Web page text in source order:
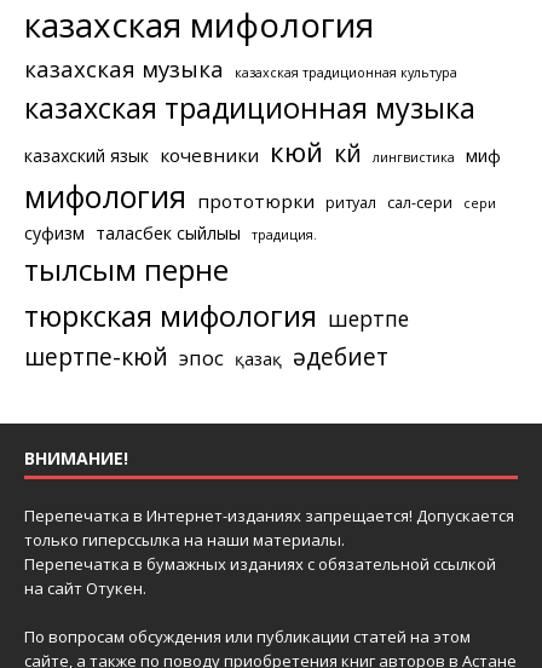
казахская мифология
казахская музыка казахская традиционная культура
казахская традиционная музыка
казахский язык кочевники кюй күй лингвистика миф
мифология прототюрки ритуал сал-сери сери
суфизм таласбек сыйлығы традиция.
тылсым перне
тюркская мифология шертпе
шертпе-кюй эпос қазақ әдебиет
ВНИМАНИЕ!
Перепечатка в Интернет-изданиях запрещается! Допускается
только гиперссылка на наши материалы.
Перепечатка в бумажных изданиях с обязательной ссылкой
на сайт Отукен.
По вопросам обсуждения или публикации статей на этом
сайте, а также по поводу приобретения книг авторов в Астане